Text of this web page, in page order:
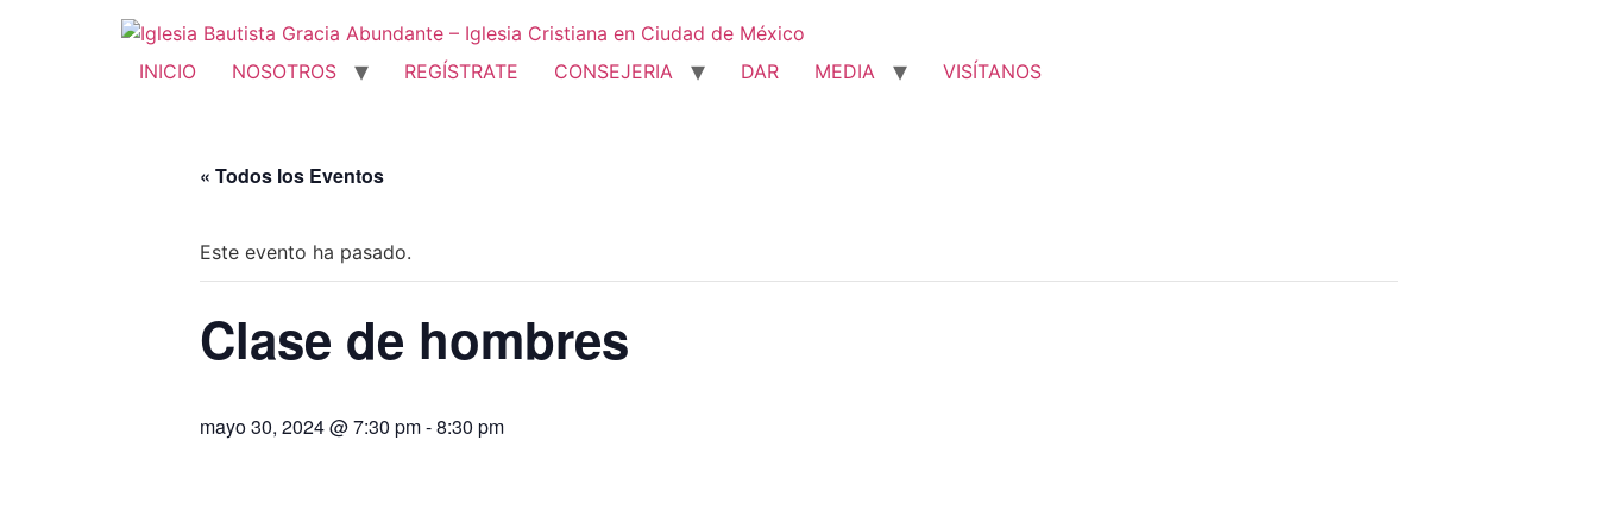
INICIO NOSOTROS REGÍSTRATE CONSEJERIA DAR MEDIA VISÍTANOS
« Todos los Eventos
Este evento ha pasado.
Clase de hombres
mayo 30, 2024 @ 7:30 pm-8:30 pm